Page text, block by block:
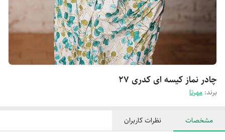
چادر نماز کیسه ای کدری 27
برند: مهرتا
مشخصات نظرات کاربران